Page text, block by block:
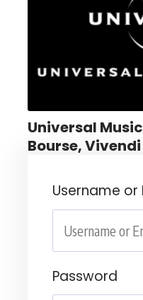
Universal
Bourse,
Username or
Password